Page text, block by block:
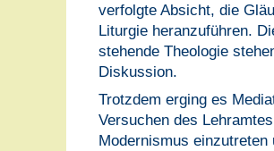
verfolgte Absicht, die
Liturgie heranzuführen.
stehende Theologie
Diskussion.
Trotzdem erging es
Versuchen des
Modernismus